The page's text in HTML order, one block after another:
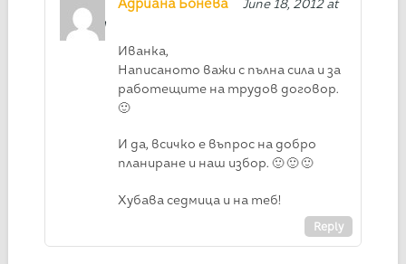
June 18, 2012 at
7:14 pm
Иванка,
Написаното важи с пълна сила и за
работещите на трудов договор.
🙂
И да, всичко е въпрос на добро
планиране и наш избор. 🙂 🙂 🙂
Хубава седмица и на теб!
Reply